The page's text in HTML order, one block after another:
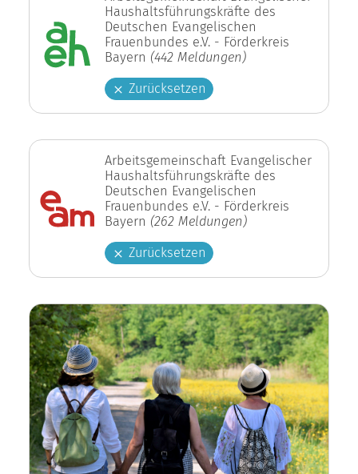
Haushaltsführungskräfte des
Deutschen Evangelischen
Frauenbundes e.V. - Förderkreis
Bayern (442 Meldungen)
Zurücksetzen
Arbeitsgemeinschaft Evangelischer
Haushaltsführungskräfte des
Deutschen Evangelischen
Frauenbundes e.V. - Förderkreis
Bayern (262 Meldungen)
Zurücksetzen